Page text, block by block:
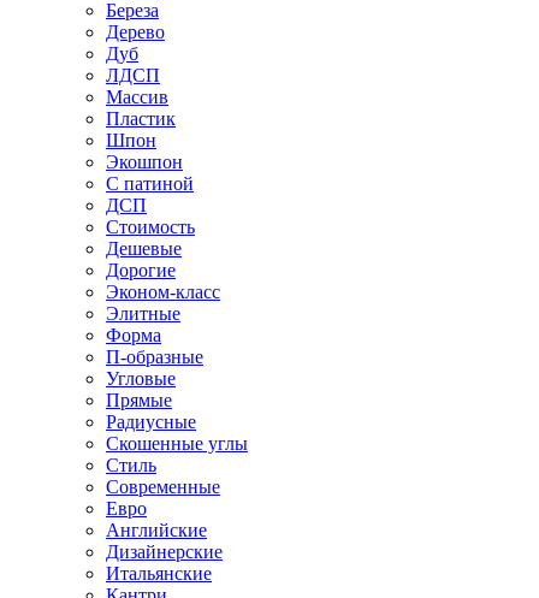
Береза
Дерево
Дуб
ЛДСП
Массив
Пластик
Шпон
Экошпон
С патиной
ДСП
Стоимость
Дешевые
Дорогие
Эконом-класс
Элитные
Форма
П-образные
Угловые
Прямые
Радиусные
Скошенные углы
Стиль
Современные
Евро
Английские
Дизайнерские
Итальянские